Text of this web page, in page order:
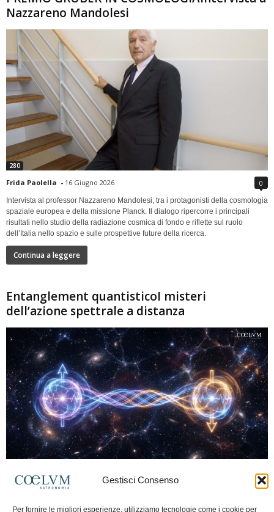
Gestisci Consenso
Per fornire le migliori esperienze, utilizziamo tecnologie come i cookie per
Nazzareno Mandolesi
280
Frida Paolella - 16 Giugno 2026 0
Intervista al professor Nazzareno Mandolesi, tra i protagonisti della cosmologia
spaziale europea e della missione Planck. Il dialogo ripercorre i principali
risultati nello studio della radiazione cosmica di fondo e riflette sul ruolo
dell’Italia nello spazio e sulle prospettive future della ricerca.
Continua a leggere
Entanglement quantisticoI misteri
dell’azione spettrale a distanza
Marco Lorrai - 15 Giugno 2026 0
moderna: due particelle possono mostrare correlazioni che sembrano ignorare